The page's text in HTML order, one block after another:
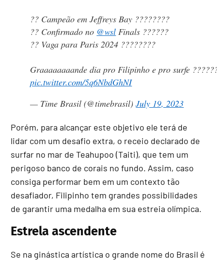
?? Campeão em Jeffreys Bay ????????
?? Confirmado no @wsl Finals ????‍??
?? Vaga para Paris 2024 ????????
Graaaaaaaande dia pro Filipinho e pro surfe
pic.twitter.com/5q6NbdGhNI
— Time Brasil (@timebrasil)July 19, 2023
Porém, para alcançar este objetivo ele terá de
lidar com um desafio extra, o receio declarado de
surfar no mar de Teahupoo (Taiti), que tem um
perigoso banco de corais no fundo. Assim, caso
consiga performar bem em um contexto tão
desafiador, Filipinho tem grandes possibilidades
de garantir uma medalha em sua estreia olímpica.
Estrela ascendente
Se na ginástica artística o grande nome do Brasil é